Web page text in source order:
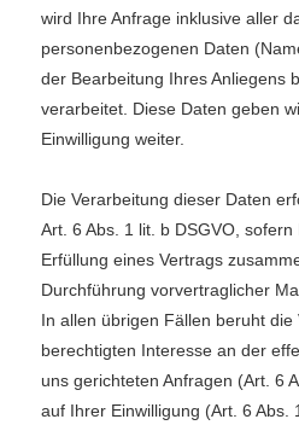
wird Ihre Anfrage inklusive aller
personenbezogenen Daten
der Bearbeitung Ihres Anliegens
verarbeitet. Diese Daten geben
Einwilligung weiter.
Die Verarbeitung dieser Daten
Art. 6 Abs. 1 lit. b DSGVO,
Erfüllung eines Vertrags
Durchführung vorvertraglicher
In allen übrigen Fällen beruht
berechtigten Interesse an der
uns gerichteten Anfragen (Art. 6
auf Ihrer Einwilligung (Art. 6 Abs.